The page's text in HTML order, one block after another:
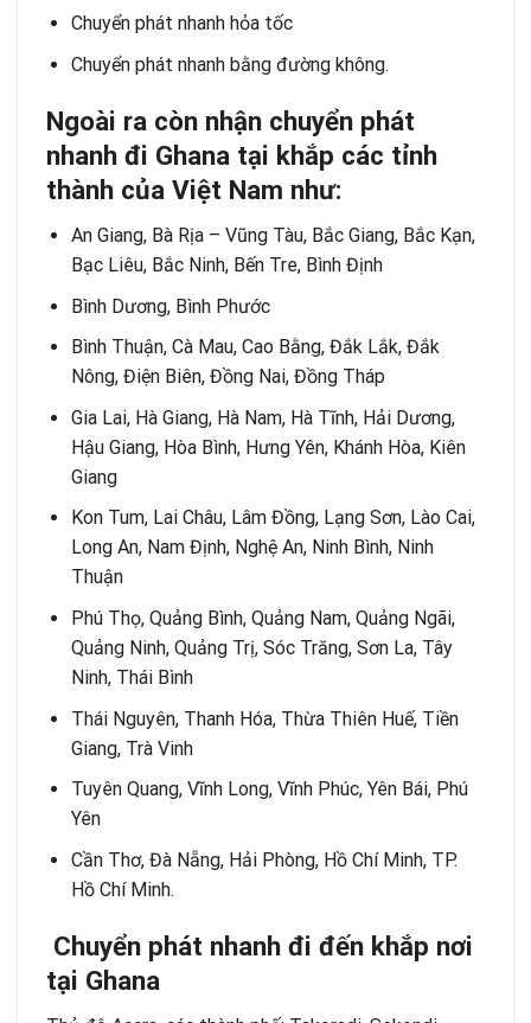
Chuyển phát nhanh hỏa tốc
Chuyển phát nhanh bằng đường không.
Ngoài ra còn nhận chuyển phát
nhanh đi Ghana tại khắp các tỉnh
thành của Việt Nam như:
An Giang, Bà Rịa – Vũng Tàu, Bắc Giang, Bắc Kạn,
Bạc Liêu, Bắc Ninh, Bến Tre, Bình Định
Bình Dương, Bình Phước
Bình Thuận, Cà Mau, Cao Bằng, Đắk Lắk, Đắk
Nông, Điện Biên, Đồng Nai, Đồng Tháp
Gia Lai, Hà Giang, Hà Nam, Hà Tĩnh, Hải Dương,
Hậu Giang, Hòa Bình, Hưng Yên, Khánh Hòa, Kiên
Giang
Kon Tum, Lai Châu, Lâm Đồng, Lạng Sơn, Lào Cai,
Long An, Nam Định, Nghệ An, Ninh Bình, Ninh
Thuận
Phú Thọ, Quảng Bình, Quảng Nam, Quảng Ngãi,
Quảng Ninh, Quảng Trị, Sóc Trăng, Sơn La, Tây
Ninh, Thái Bình
Thái Nguyên, Thanh Hóa, Thừa Thiên Huế, Tiền
Giang, Trà Vinh
Tuyên Quang, Vĩnh Long, Vĩnh Phúc, Yên Bái, Phú
Yên
Cần Thơ, Đà Nẵng, Hải Phòng, Hồ Chí Minh, TP.
Hồ Chí Minh.
Chuyển phát nhanh đi đến khắp nơi
tại Ghana